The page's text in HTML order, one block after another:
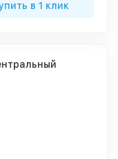
в 1 клик